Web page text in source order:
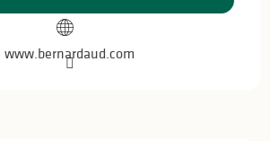
www.bernardaud.com